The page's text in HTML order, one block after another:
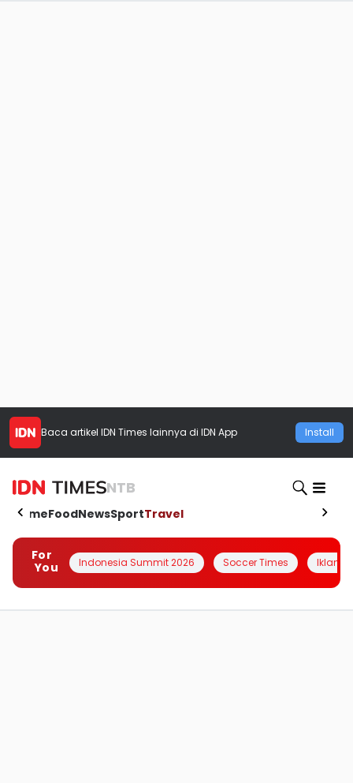
Baca artikel IDN Times lainnya di IDN App Install
NTB
HomeFoodNewsSportTravel
For
You
Indonesia Summit 2026 Soccer Times Iklanin